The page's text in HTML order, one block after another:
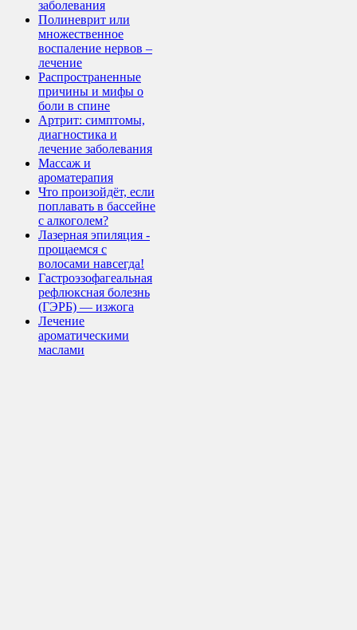
заболевания
Полиневрит или
множественное
воспаление нервов –
лечение
Распространенные
причины и мифы о
боли в спине
Артрит: симптомы,
диагностика и
лечение заболевания
Массаж и
ароматерапия
Что произойдёт, если
поплавать в бассейне
с алкоголем?
Лазерная эпиляция -
прощаемся с
волосами навсегда!
Гастроэзофагеальная
рефлюксная болезнь
(ГЭРБ) — изжога
Лечение
ароматическими
маслами